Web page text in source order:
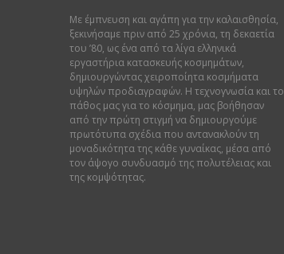
Με έμπνευση και αγάπη για την καλαισθησία,
ξεκινήσαμε πριν από 25 χρόνια, τη δεκαετία
του ’80, ως ένα από τα λίγα ελληνικά
εργαστήρια κατασκευής κοσμημάτων,
δημιουργώντας χειροποίητα κοσμήματα
υψηλών προδιαγραφών. Η τεχνογνωσία και το
πάθος μας για το κόσμημα, μας βοήθησαν
από την πρώτη στιγμή να δημιουργούμε
πρωτότυπα σχέδια που αντανακλούν τη
μοναδικότητα της κάθε γυναίκας, μέσα από
τον άψογο συνδυασμό της πολυτέλειας και
της κομψότητας.